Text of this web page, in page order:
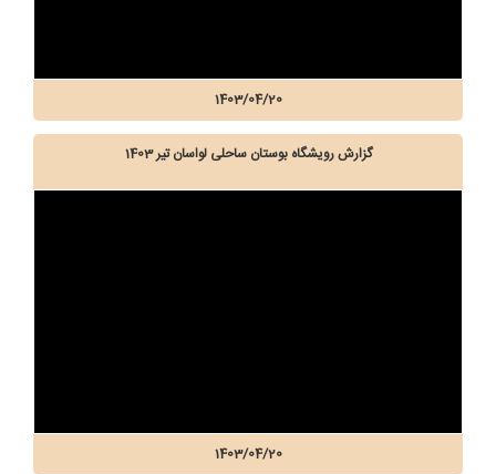
1403/04/20
گزارش رویشگاه بوستان ساحلی لواسان تیر 1403
1403/04/20